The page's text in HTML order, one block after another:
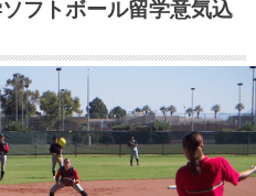
フトボール留学意気込